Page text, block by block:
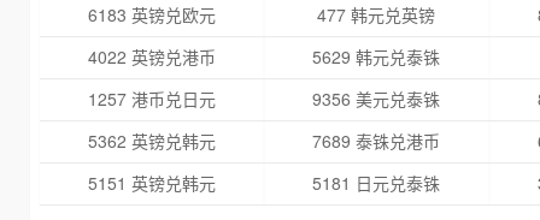
6183 英镑兑欧元 477 韩元兑英镑
4022 英镑兑港币
5629 韩元兑泰铢
1257 港币兑日元
9356 美元兑泰铢
5362 英镑兑韩元
7689 泰铢兑港币
5151 英镑兑韩元
5181 日元兑泰铢